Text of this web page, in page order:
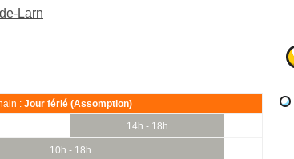
Larn
: Jour férié (Assomption)
14h - 18h
10h - 18h